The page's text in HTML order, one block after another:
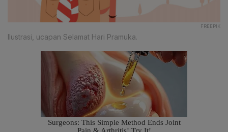
FREEPIK
Ilustrasi, ucapan Selamat Hari Pramuka.